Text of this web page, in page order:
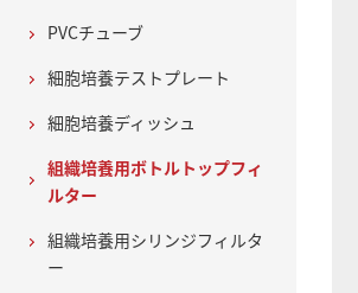
PVCチューブ
細胞培養テストプレート
細胞培養ディッシュ
組織培養用ボトルトップフィ
ルター
組織培養用シリンジフィルタ
ー